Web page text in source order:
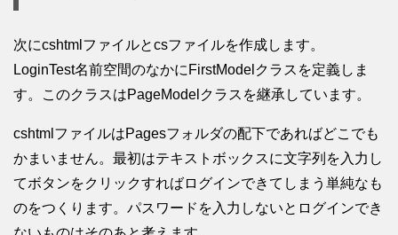
次にcshtmlファイルとcsファイルを作成します。
LoginTest名前空間のなかにFirstModelクラスを定義しま
す。このクラスはPageModelクラスを継承しています。
cshtmlファイルはPagesフォルダの配下であればどこでも
かまいません。最初はテキストボックスに文字列を入力し
てボタンをクリックすればログインできてしまう単純なも
のをつくります。パスワードを入力しないとログインでき